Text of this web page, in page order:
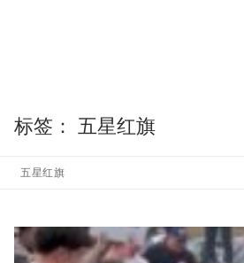
标签： 五星红旗
五星红旗